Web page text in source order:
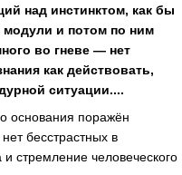
над инстинктом, как бы
и потом по ним
во гневе — нет
как действовать,
ситуации....
основания поражён
бесстрастных в
стремление человеческого